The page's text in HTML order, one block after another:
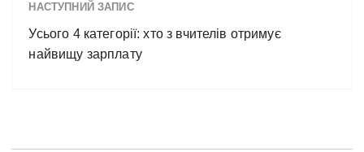
НАСТУПНИЙ ЗАПИС
Усього 4 категорії: хто з вчителів отримує
найвищу зарплату